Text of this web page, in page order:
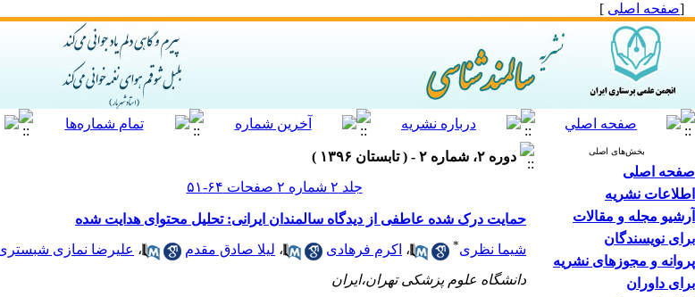
[صفحه اصلی ]
بخش‌های اصلی
صفحه اصلی
اطلاعات نشریه
آرشیو مجله و مقالات
برای نویسندگان
پروانه و مجوزهای نشریه
برای داوران
دوره ۲، شماره ۲ - ( تابستان ۱۳۹۶ )
جلد ۲ شماره ۲ صفحات ۶۴-۵۱
حمایت درک شده عاطفی از دیدگاه سالمندان ایرانی: تحلیل محتوای هدایت شده
شیما نظری* ، اکرم فرهادی ، لیلا صادق مقدم ، علیرضا نمازی
دانشگاه علوم پزشکی تهران،ایران